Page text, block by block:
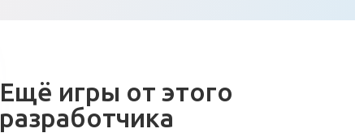
Ещё игры от этого
разработчика